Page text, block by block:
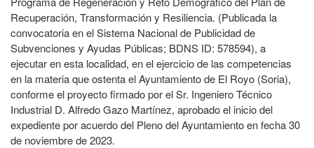
Recuperación, Transformación y Resiliencia. (Publicada la
convocatoria en el Sistema Nacional de Publicidad de
Subvenciones y Ayudas Públicas; BDNS ID: 578594), a
ejecutar en esta localidad, en el ejercicio de las competencias
en la materia que ostenta el Ayuntamiento de El Royo (Soria),
conforme el proyecto firmado por el Sr. Ingeniero Técnico
Industrial D. Alfredo Gazo Martínez, aprobado el inicio del
expediente por acuerdo del Pleno del Ayuntamiento en fecha 30
de noviembre de 2023.